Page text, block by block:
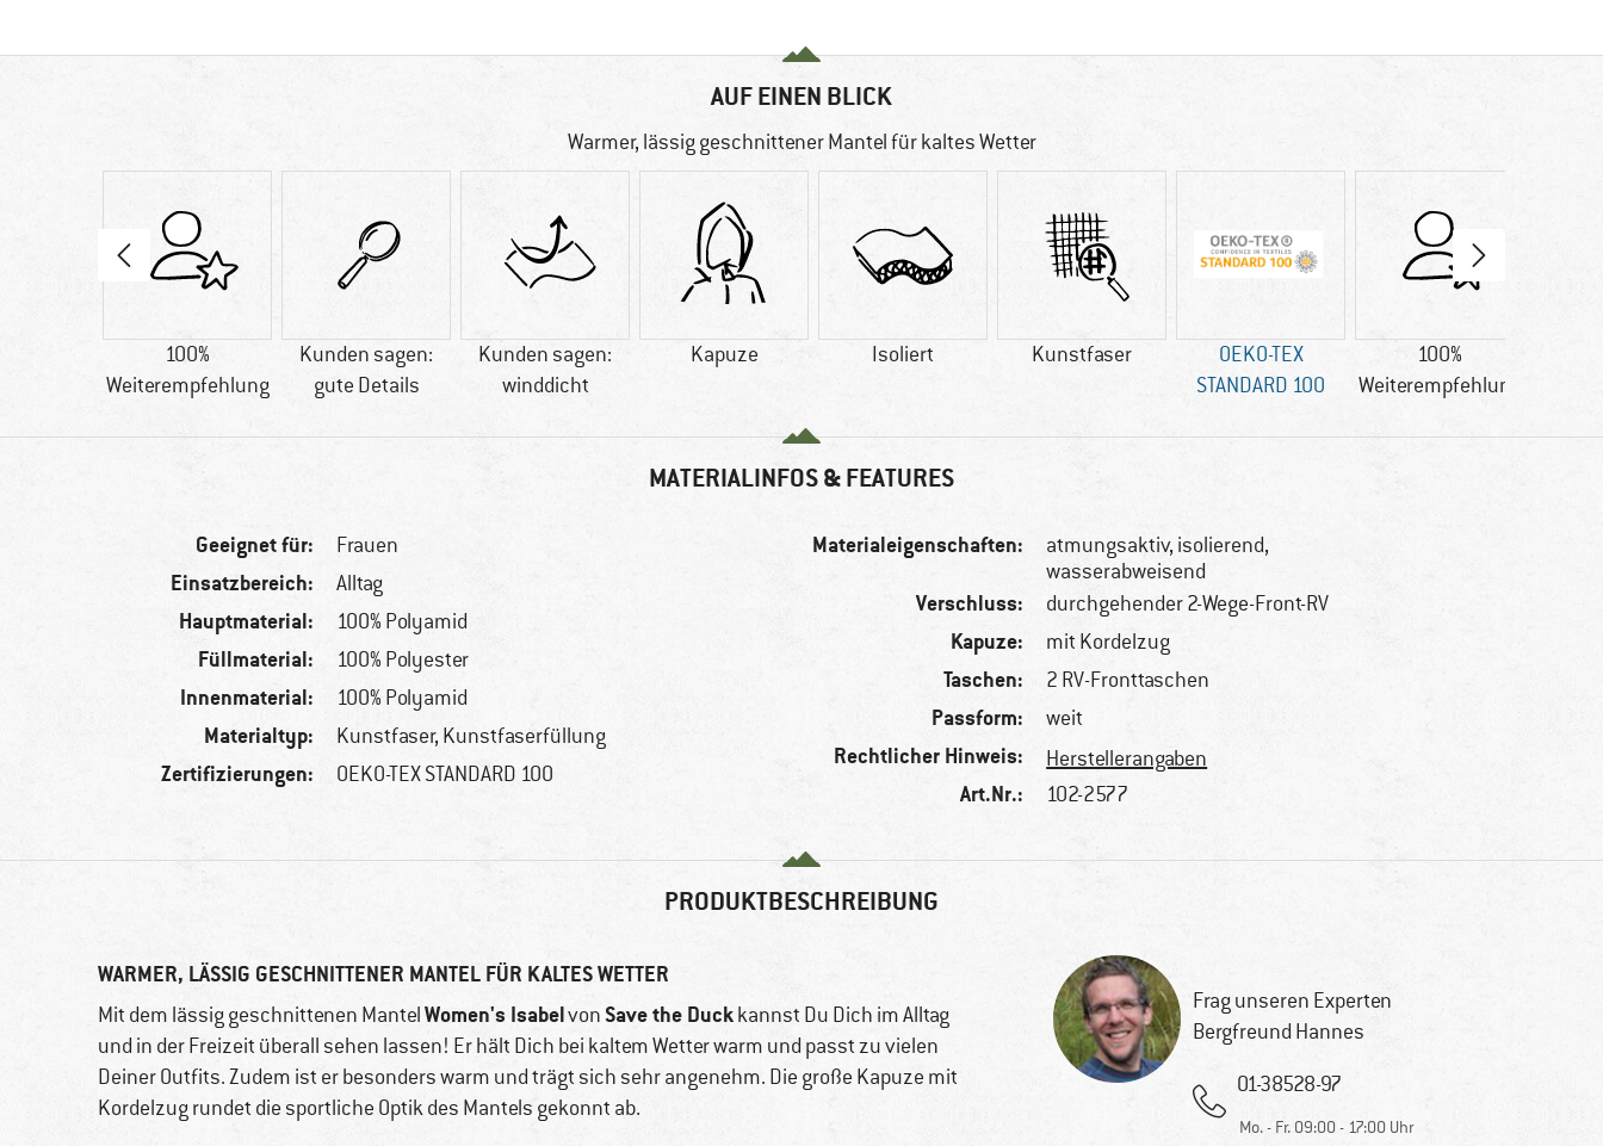
AUF EINEN BLICK
Warmer, lässig geschnittener Mantel für kaltes Wetter
100%
Weiterempfehlung
Kunden sagen:
gute Details
Kunden sagen:
winddicht
Kapuze Isoliert Kunstfaser
OEKO-TEX
STANDARD 100
100%
Weiterempfehlung
MATERIALINFOS & FEATURES
Geeignet für: Frauen
Einsatzbereich: Alltag
Hauptmaterial: 100% Polyamid
Füllmaterial: 100% Polyester
Innenmaterial: 100% Polyamid
Materialtyp: Kunstfaser, Kunstfaserfüllung
Zertifizierungen: OEKO-TEX STANDARD 100
Materialeigenschaften:
atmungsaktiv, isolierend,
wasserabweisend
Verschluss: durchgehender 2-Wege-Front-RV
Kapuze: mit Kordelzug
Taschen: 2 RV-Fronttaschen
Passform: weit
Rechtlicher Hinweis: Herstellerangaben
Art.Nr.: 102-2577
PRODUKTBESCHREIBUNG
WARMER, LÄSSIG GESCHNITTENER MANTEL FÜR KALTES WETTER
Mit dem lässig geschnittenen MantelWomen's IsabelvonSave the Duckkannst Du Dich im Alltag
und in der Freizeit überall sehen lassen! Er hält Dich bei kaltem Wetter warm und passt zu vielen
Deiner Outfits. Zudem ist er besonders warm und trägt sich sehr angenehm. Die große Kapuze mit
Kordelzug rundet die sportliche Optik des Mantels gekonnt ab.
Frag unseren Experten
Bergfreund Hannes
01-38528-97
Mo. - Fr. 09:00 - 17:00 Uhr